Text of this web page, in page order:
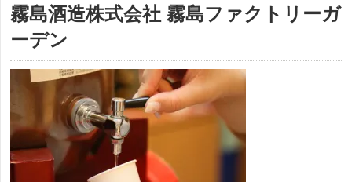
霧島酒造株式会社 霧島ファクトリーガ
ーデン